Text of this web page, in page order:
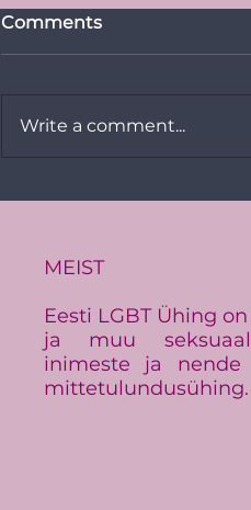
Eestis
Comments
Write a comment...
MEIST
Eesti LGBT Ühing
ja muu
inimeste ja nende
mittetulundusühing.